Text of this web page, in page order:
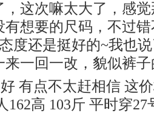
，这次嘛太大了，感
有想要的尺码，不过
度还是挺好的~我也
一回一改，貌似裤
有点不太赶相信 这
162高 103斤 平时穿